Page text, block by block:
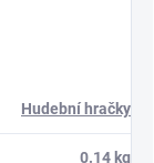
Hudební hračky
0.14 kg